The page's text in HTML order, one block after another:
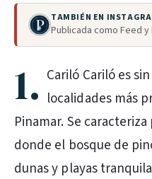
TAMBIÉN EN
Publicada como Feed y
1. Cariló Cariló es
localidades más
Pinamar. Se
donde el bosque de
dunas y playas